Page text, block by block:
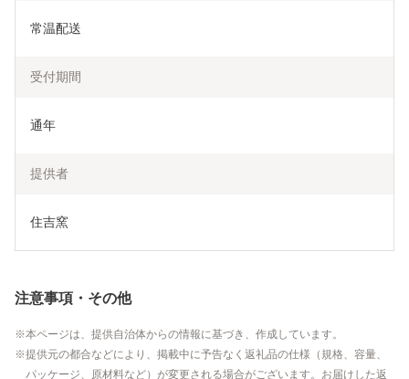
常温配送
受付期間
通年
提供者
住吉窯
注意事項・その他
本ページは、提供自治体からの情報に基づき、作成しています。
提供元の都合などにより、掲載中に予告なく返礼品の仕様（規格、容量、
パッケージ、原材料など）が変更される場合がございます。お届けした返